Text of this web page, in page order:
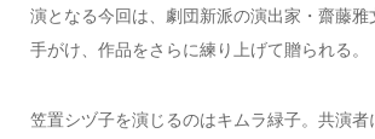
演となる今回は、劇団新派の演出家・齋藤雅
手がけ、作品をさらに練り上げて贈られる。
笠置シヅ子を演じるのはキムラ緑子。共演者